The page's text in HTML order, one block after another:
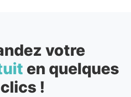
votre
en quelques
clics !